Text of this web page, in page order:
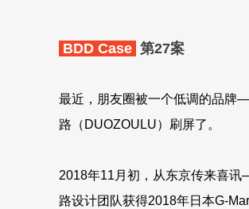
BDD Case 第27案
最近，朋友圈被一个低调的品牌
路（DUOZOULU）刷屏了。
2018年11月初，从东京传来喜
路设计团队获得2018年日本G-